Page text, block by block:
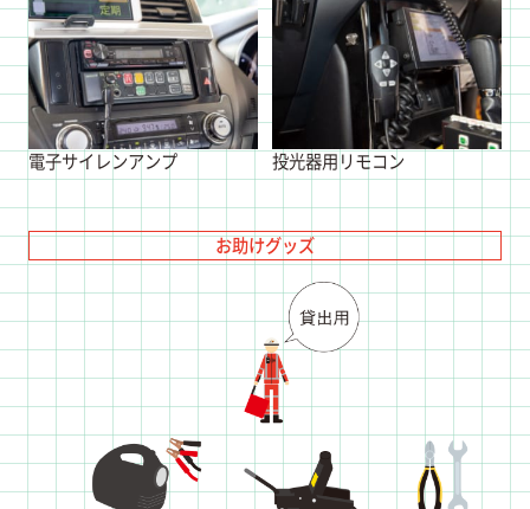
電子サイレンアンプ 投光器用リモコン
お助けグッズ